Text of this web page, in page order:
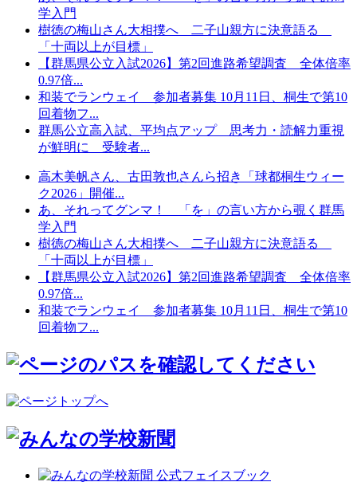
学入門
樹徳の梅山さん大相撲へ 二子山親方に決意語る
「十両以上が目標」
【群馬県公立入試2026】第2回進路希望調査 全体倍率
0.97倍...
和装でランウェイ 参加者募集 10月11日、桐生で第10
回着物フ...
群馬公立高入試、平均点アップ 思考力・読解力重視
が鮮明に 受験者...
高木美帆さん、古田敦也さんら招き「球都桐生ウィー
ク2026」開催...
あ、それってグンマ！ 「を」の言い方から覗く群馬
学入門
樹徳の梅山さん大相撲へ 二子山親方に決意語る
「十両以上が目標」
【群馬県公立入試2026】第2回進路希望調査 全体倍率
0.97倍...
和装でランウェイ 参加者募集 10月11日、桐生で第10
回着物フ...